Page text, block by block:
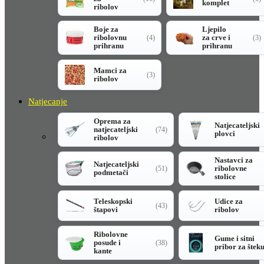
ribolov
komplet
Boje za
ribolovnu
prihranu
(4)
Ljepilo
za crve i
prihranu
(3)
Mamci za
ribolov
(3)
Natjecanje
Oprema za
natjecateljski
ribolov
(74)
Natjecateljski
plovci
Natjecateljski
podmetači
(51)
Nastavci za
ribolovne
stolice
Teleskopski
štapovi
(43)
Udice za
ribolov
Ribolovne
posude i
kante
(38)
Gume i sitni
pribor za šteku